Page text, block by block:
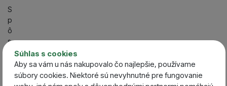
Súhlas s cookies
Aby sa vám u nás nakupovalo čo najlepšie, používame
súbory cookies. Niektoré sú nevyhnutné pre fungovanie
S
p
ô
s